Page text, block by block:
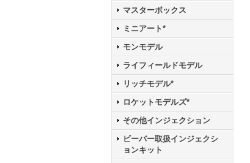
マスターボックス
ミニアート*
モンモデル
ライフィールドモデル
リッチモデル*
ロケットモデルズ*
その他インジェクション
ビーバー取扱インジェクシ
ョンキット